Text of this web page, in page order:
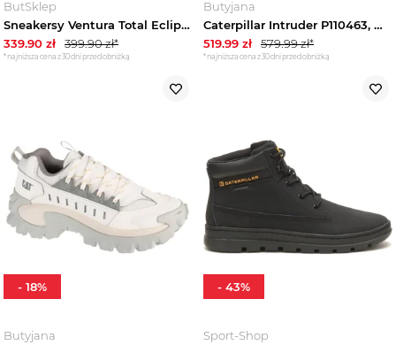
ButSklep
Sneakersy Ventura Total Eclipse P726793 (CA183-a) Caterpillar
339.90 zł 399.90zł*
*najniższa cena z 30 dni przed obniżką
Butyjana
Caterpillar Intruder P110463, Męskie, Czarne, buty sneakers, nubuk, rozmiar: 44
519.99 zł 579.99zł*
*najniższa cena z 30 dni przed obniżką
Butyjana
- 18%
Sport-Shop
- 43%